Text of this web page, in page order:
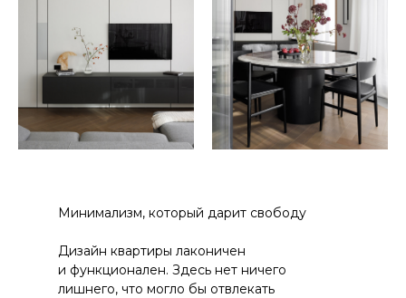
Минимализм, который дарит свободу
Дизайн квартиры лаконичен
и функционален. Здесь нет ничего
лишнего, что могло бы отвлекать